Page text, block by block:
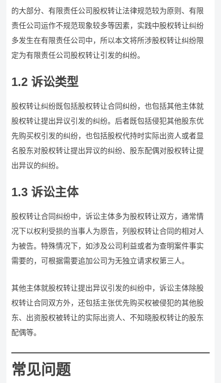
的大部分、有限责任公司股权转让法律规范较为原则、有限
责任公司运作不规范现象较多等因素，实践中股权转让纠纷
多发生在有限责任公司中，所以本文将所涉股权转让纠纷限
定为有限责任公司股权转让引发的纠纷。
1.2 诉讼类型
股权转让纠纷既包括股权转让合同纠纷，也包括其他主体就
股权转让提出异议引发的纠纷。后者既包括侵犯其他股东优
先购买权引发的纠纷，也包括股权代持时实际出资人或者显
名股东对股权转让提出异议的纠纷、股东配偶对股权转让提
出异议的纠纷。
1.3 诉讼主体
股权转让合同纠纷中，诉讼主体多为股权转让双方，通常情
况下以权利受损的当事人为原告，列股权转让合同的相对人
为被告。特殊情况下，如涉及公司利益或者为查明案件事实
需要的，可根据需要追加公司为无独立请求权第三人。
其他主体就股权转让提出异议引发的纠纷中，诉讼主体除股
权转让合同双方外，还包括主张优先购买权被侵犯的其他股
东、出资股权被转让的实际出资人、不知晓股权转让的股东
配偶等。
常见问题